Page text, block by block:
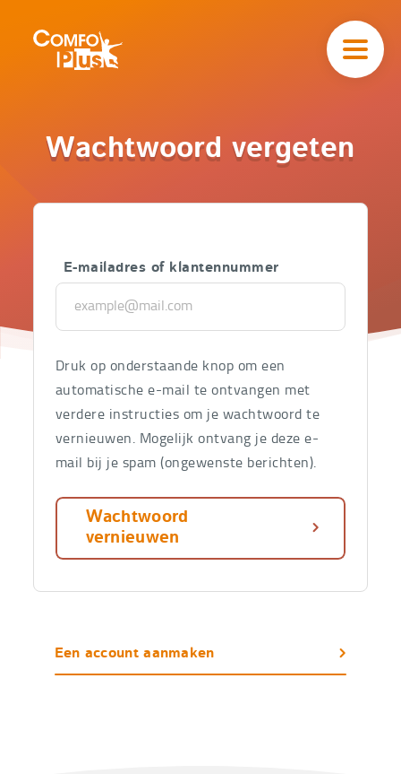
ComfoPlus
-
Aanmelden
navigatieComfoPlus
Wachtwoord vergeten
Een account aanmaken
E-mailadres of klantennummer
Druk op onderstaande knop om een
automatische e-mail te ontvangen met
verdere instructies om je wachtwoord te
vernieuwen. Mogelijk ontvang je deze e-
mail bij je spam (ongewenste berichten).
Wachtwoord
vernieuwen